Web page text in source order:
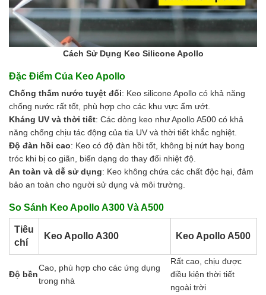
Cách Sử Dụng Keo Silicone Apollo
Đặc Điểm Của Keo Apollo
Chống thấm nước tuyệt đối: Keo silicone Apollo có khả năng
chống nước rất tốt, phù hợp cho các khu vực ẩm ướt.
Kháng UV và thời tiết: Các dòng keo như Apollo A500 có khả
năng chống chịu tác động của tia UV và thời tiết khắc nghiệt.
Độ đàn hồi cao: Keo có độ đàn hồi tốt, không bị nứt hay bong
tróc khi bị co giãn, biến dạng do thay đổi nhiệt độ.
An toàn và dễ sử dụng: Keo không chứa các chất độc hại, đảm
bảo an toàn cho người sử dụng và môi trường.
So Sánh Keo Apollo A300 Và A500
Tiêu
chí
Keo Apollo A300 Keo Apollo A500
Độ bền
Cao, phù hợp cho các ứng dụng
trong nhà
Rất cao, chịu được
điều kiện thời tiết
ngoài trời